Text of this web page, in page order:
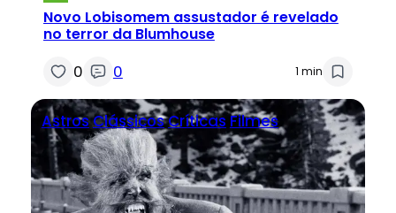
Novo Lobisomem assustador é revelado
no terror da Blumhouse
0 0 1 min
AstrosClássicosCríticas Filmes